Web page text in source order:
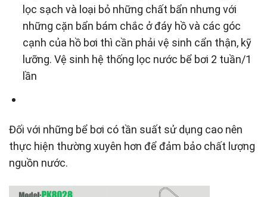
lọc sạch và loại bỏ những chất bẩn nhưng với
những cặn bẩn bám chắc ở đáy hồ và các góc
cạnh của hồ bơi thì cần phải vệ sinh cẩn thận, kỹ
lưỡng. Vệ sinh hệ thống lọc nước bể bơi 2 tuần/1
lần
Đối với những bể bơi có tần suất sử dụng cao nên
thực hiện thường xuyên hơn để đảm bảo chất lượng
nguồn nước.